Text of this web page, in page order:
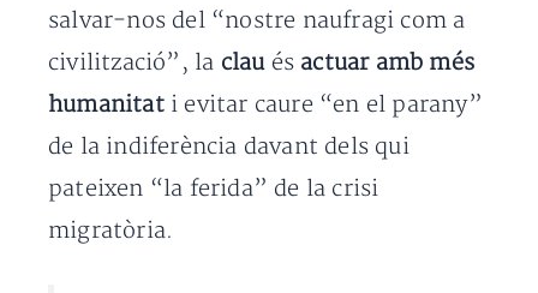
salvar-nos del “nostre naufragi com a
civilització”, la clau és actuar amb més
humanitati evitar caure “en el parany”
de la indiferència davant dels qui
pateixen “la ferida” de la crisi
migratòria.